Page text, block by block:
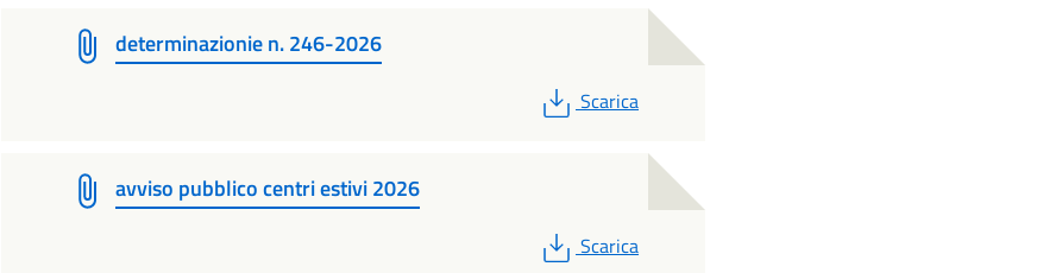
determinazionie n. 246-2026
PDF
Scarica
avviso pubblico centri estivi 2026
PDF
Scarica